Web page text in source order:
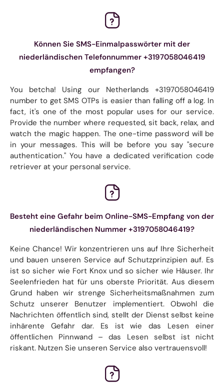
Können Sie SMS-Einmalpasswörter mit der
niederländischen Telefonnummer +3197058046419
empfangen?
You betcha! Using our Netherlands +3197058046419
number to get SMS OTPs is easier than falling off a log. In
fact, it's one of the most popular uses for our service.
Provide the number where requested, sit back, relax, and
watch the magic happen. The one-time password will be
in your messages. This will be before you say "secure
authentication." You have a dedicated verification code
retriever at your personal service.
Besteht eine Gefahr beim Online-SMS-Empfang von der
niederländischen Nummer +3197058046419?
Keine Chance! Wir konzentrieren uns auf Ihre Sicherheit
und bauen unseren Service auf Schutzprinzipien auf. Es
ist so sicher wie Fort Knox und so sicher wie Häuser. Ihr
Seelenfrieden hat für uns oberste Priorität. Aus diesem
Grund haben wir strenge Sicherheitsmaßnahmen zum
Schutz unserer Benutzer implementiert. Obwohl die
Nachrichten öffentlich sind, stellt der Dienst selbst keine
inhärente Gefahr dar. Es ist wie das Lesen einer
öffentlichen Pinnwand – das Lesen selbst ist nicht
riskant. Nutzen Sie unseren Service also vertrauensvoll!